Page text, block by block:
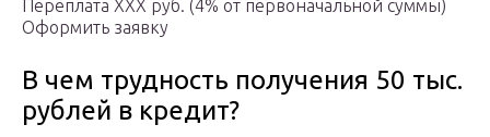
Переплата ХХХ руб. (4% от первоначальной суммы)
Оформить заявку
В чем трудность получения 50 тыс.
рублей в кредит?